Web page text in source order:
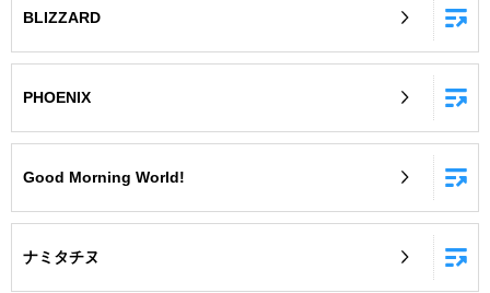
BLIZZARD
PHOENIX
Good Morning World!
ナミタチヌ